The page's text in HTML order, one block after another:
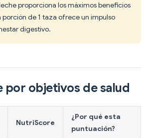
proporciona los máximos beneficios
porción de 1 taza ofrece un impulso
digestivo.
por objetivos de salud
NutriScore
¿Por qué esta
puntuación?